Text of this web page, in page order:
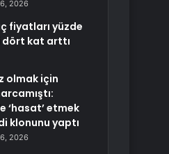
2026
fiyatları yüzde
dört kat arttı
olmak için
‘hasat’ etmek
klonunu yaptı
2026